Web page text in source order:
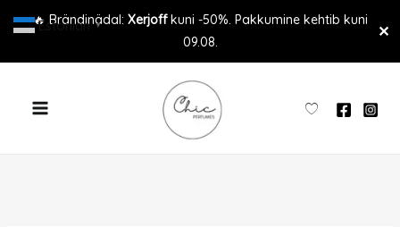
🔥 Brändinädal: Xerjoffkuni -50%. Pakkumine kehtib kuni
09.08.
✕
Estonian ▼